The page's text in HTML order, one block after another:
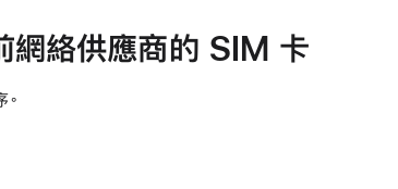
網絡供應商的 SIM 卡